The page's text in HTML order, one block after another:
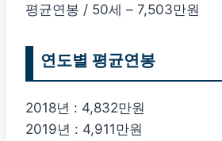
평균연봉 / 50세 – 7,503만원
연도별 평균연봉
2018년 : 4,832만원
2019년 : 4,911만원